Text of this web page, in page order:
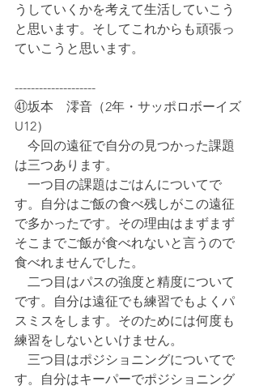
うしていくかを考えて生活していこう
と思います。そしてこれからも頑張っ
ていこうと思います。
--------------------
㊶坂本　澪音（2年・サッポロボーイズ
U12）
今回の遠征で自分の見つかった課題
は三つあります。
一つ目の課題はごはんについてで
す。自分はご飯の食べ残しがこの遠征
で多かったです。その理由はまずまず
そこまでご飯が食べれないと言うので
食べれませんでした。
二つ目はパスの強度と精度について
です。自分は遠征でも練習でもよくパ
スミスをします。そのためには何度も
練習をしないといけません。
三つ目はポジショニングについてで
す。自分はキーパーでポジショニング